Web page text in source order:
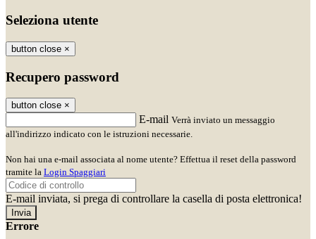
Seleziona utente
button close ×
Recupero password
button close ×
E-mail Verrà inviato un messaggio
all'indirizzo indicato con le istruzioni necessarie.
Non hai una e-mail associata al nome utente? Effettua il reset della password
tramite la Login Spaggiari
E-mail inviata, si prega di controllare la casella di posta elettronica!
Errore